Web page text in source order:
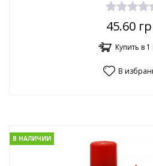
45.60
Купить в 1
В
В НАЛИЧИИ